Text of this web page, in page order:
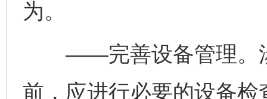
为。
——完善设备管理。涉
前，应进行必要的设备